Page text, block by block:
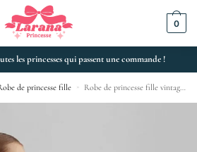
0
les princesses qui passent une commande !
de princesse fille » Robe de princesse fille vintage tulle manches bouffantes cérémonie